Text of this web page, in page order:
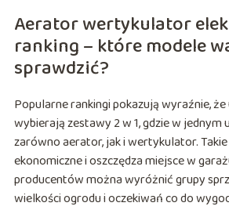
Aerator wertykulator
ranking – które modele
sprawdzić?
Popularne rankingi pokazują wyraźnie,
wybierają zestawy 2 w 1, gdzie w jednym
zarówno aerator, jak i wertykulator.
ekonomiczne i oszczędza miejsce w
producentów można wyróżnić grupy
wielkości ogrodu i oczekiwań co do